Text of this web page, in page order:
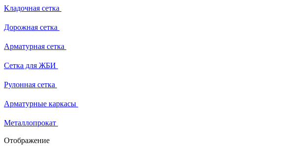
Кладочная сетка
Дорожная сетка
Арматурная сетка
Сетка для ЖБИ
Рулонная сетка
Арматурные каркасы
Металлопрокат
Отображение